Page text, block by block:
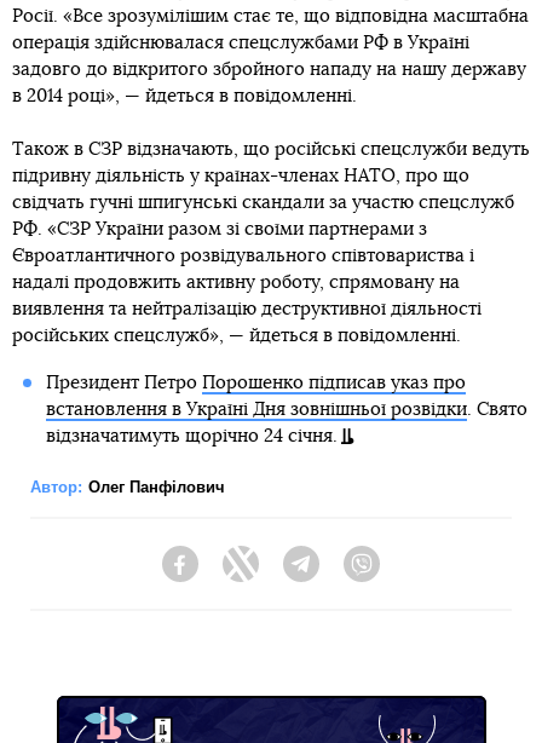
Росії. «Все зрозумілішим стає те, що відповідна масштабна
операція здійснювалася спецслужбами РФ в Україні
задовго до відкритого збройного нападу на нашу державу
в 2014 році», — йдеться в повідомленні.
Також в СЗР відзначають, що російські спецслужби ведуть
підривну діяльність у країнах-членах НАТО, про що
свідчать гучні шпигунські скандали за участю спецслужб
РФ. «СЗР України разом зі своїми партнерами з
Євроатлантичного розвідувального співтовариства і
надалі продовжить активну роботу, спрямовану на
виявлення та нейтралізацію деструктивної діяльності
російських спецслужб», — йдеться в повідомленні.
Президент Петро Порошенко підписав указ про
встановлення в Україні Дня зовнішньої розвідки. Свято
відзначатимуть щорічно 24 січня.
Автор: Олег Панфілович
FacebookTwitter Telegram